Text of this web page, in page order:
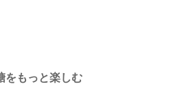
をもっと楽しむ